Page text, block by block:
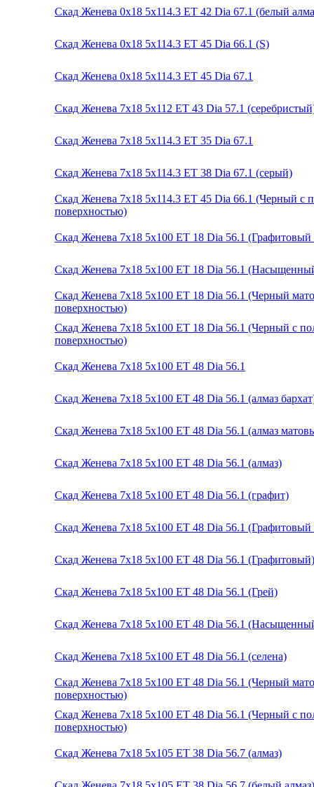
Скад Женева 0x18 5x114.3 ET 42 Dia 67.1 (белый
Скад Женева 0x18 5x114.3 ET 45 Dia 66.1 (S)
Скад Женева 0x18 5x114.3 ET 45 Dia 67.1
Скад Женева 7x18 5x112 ET 43 Dia 57.1
Скад Женева 7x18 5x114.3 ET 35 Dia 67.1
Скад Женева 7x18 5x114.3 ET 38 Dia 67.1 (серый)
Скад Женева 7x18 5x114.3 ET 45 Dia 66.1 (Черный с
поверхностью)
Скад Женева 7x18 5x100 ET 18 Dia 56.1
Скад Женева 7x18 5x100 ET 18 Dia 56.1
Скад Женева 7x18 5x100 ET 18 Dia 56.1 (Черный
поверхностью)
Скад Женева 7x18 5x100 ET 18 Dia 56.1 (Черный с
поверхностью)
Скад Женева 7x18 5x100 ET 48 Dia 56.1
Скад Женева 7x18 5x100 ET 48 Dia 56.1 (алмаз
Скад Женева 7x18 5x100 ET 48 Dia 56.1 (алмаз
Скад Женева 7x18 5x100 ET 48 Dia 56.1 (алмаз)
Скад Женева 7x18 5x100 ET 48 Dia 56.1 (графит)
Скад Женева 7x18 5x100 ET 48 Dia 56.1
Скад Женева 7x18 5x100 ET 48 Dia 56.1 (Графитовый)
Скад Женева 7x18 5x100 ET 48 Dia 56.1 (Грей)
Скад Женева 7x18 5x100 ET 48 Dia 56.1
Скад Женева 7x18 5x100 ET 48 Dia 56.1 (селена)
Скад Женева 7x18 5x100 ET 48 Dia 56.1 (Черный
поверхностью)
Скад Женева 7x18 5x100 ET 48 Dia 56.1 (Черный с
поверхностью)
Скад Женева 7x18 5x105 ET 38 Dia 56.7 (алмаз)